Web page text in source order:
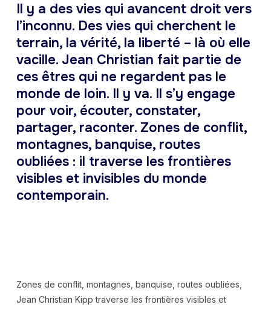
Il y a des vies qui avancent droit vers
l’inconnu. Des vies qui cherchent le
terrain, la vérité, la liberté – là où elle
vacille. Jean Christian fait partie de
ces êtres qui ne regardent pas le
monde de loin. Il y va. Il s’y engage
pour voir, écouter, constater,
partager, raconter. Zones de conflit,
montagnes, banquise, routes
oubliées : il traverse les frontières
visibles et invisibles du monde
contemporain.
Zones de conflit, montagnes, banquise, routes oubliées,
Jean Christian Kipp traverse les frontières visibles et